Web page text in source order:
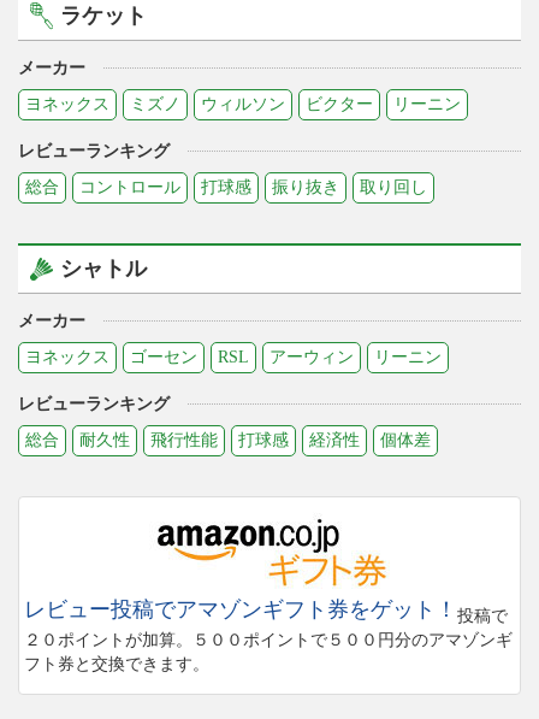
ラケット
メーカー
ヨネックス
ミズノ ウィルソン ビクター リーニン
レビューランキング
総合
コントロール 打球感 振り抜き 取り回し
シャトル
メーカー
ヨネックス
ゴーセン RSL アーウィン リーニン
レビューランキング
総合
耐久性 飛行性能 打球感 経済性 個体差
レビュー投稿でアマゾンギフト券をゲット！ 投稿で
２０ポイントが加算。５００ポイントで５００円分のアマゾンギ
フト券と交換できます。